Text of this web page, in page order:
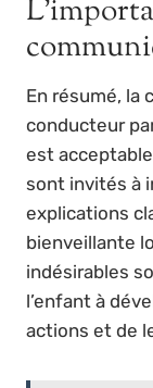
En résumé, la
conducteur
est
sont invités à
explications
bienveillante
indésirables
l’enfant à
actions et de